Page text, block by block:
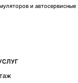
и автосервисные